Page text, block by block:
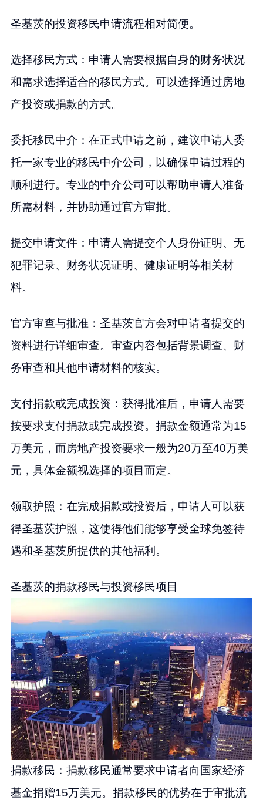
圣基茨的投资移民申请流程相对简便。
选择移民方式：申请人需要根据自身的财务状况
和需求选择适合的移民方式。可以选择通过房地
产投资或捐款的方式。
委托移民中介：在正式申请之前，建议申请人委
托一家专业的移民中介公司，以确保申请过程的
顺利进行。专业的中介公司可以帮助申请人准备
所需材料，并协助通过官方审批。
提交申请文件：申请人需提交个人身份证明、无
犯罪记录、财务状况证明、健康证明等相关材
料。
官方审查与批准：圣基茨官方会对申请者提交的
资料进行详细审查。审查内容包括背景调查、财
务审查和其他申请材料的核实。
支付捐款或完成投资：获得批准后，申请人需要
按要求支付捐款或完成投资。捐款金额通常为15
万美元，而房地产投资要求一般为20万至40万美
元，具体金额视选择的项目而定。
领取护照：在完成捐款或投资后，申请人可以获
得圣基茨护照，这使得他们能够享受全球免签待
遇和圣基茨所提供的其他福利。
圣基茨的捐款移民与投资移民项目
捐款移民：捐款移民通常要求申请者向国家经济
基金捐赠15万美元。捐款移民的优势在于审批流